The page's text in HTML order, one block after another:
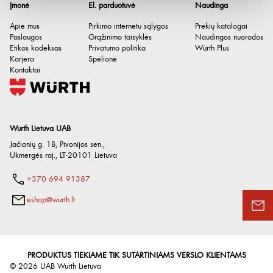
Wurth Lietuva UAB
Jačionių g. 1B, Pivonijos sen.,
Ukmergės raj., LT-20101 Lietuva
+370 694 91387
eshop@wurth.lt
Įmonė
Apie mus
Paslaugos
Etikos kodeksas
Karjera
Kontaktai
El. parduotuvė
Pirkimo internetu sąlygos
Grąžinimo taisyklės
Privatumo politika
Spėlionė
Naudinga
Prekių katalogai
Naudingos nuorodos
Würth Plus
PRODUKTUS TIEKIAME TIK SUTARTINIAMS VERSLO KLIENTAMS
© 2026 UAB Wurth Lietuva